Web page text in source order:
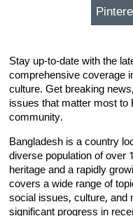
Stay up-to-date with the
comprehensive coverage
culture. Get breaking
issues that matter most to
community.
Bangladesh is a country
diverse population of over
heritage and a rapidly
covers a wide range of
social issues, culture, and
significant progress in